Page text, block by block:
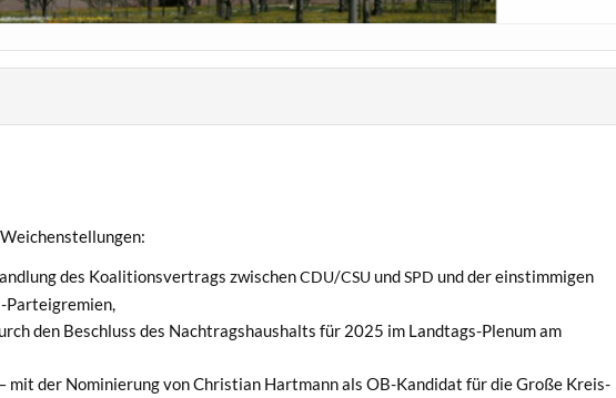
des Koali­tionsver­trags zwis­chenCDU/CSUundSPD und der ein­stim­mi­gen
Parteigremien,
den Beschluss des Nach­tragshaushalts für 2025 im Land­tags-Plenum am
mit der Nominierung von Chris­t­ian Hart­mann als OB-Kan­di­dat für die Große Kreis­